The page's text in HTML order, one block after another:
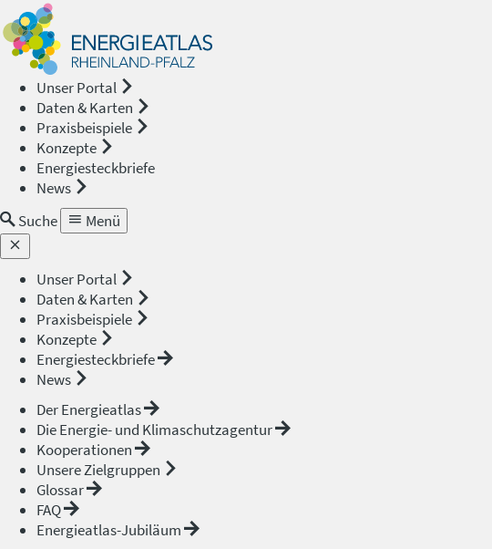
Unser Portal
Daten & Karten
Praxisbeispiele
Konzepte
Energiesteckbriefe
News
Suche
Menü
Unser Portal
Daten & Karten
Praxisbeispiele
Konzepte
Energiesteckbriefe
News
Der Energieatlas
Die Energie- und Klimaschutzagentur
Kooperationen
Unsere Zielgruppen
Glossar
FAQ
Energieatlas-Jubiläum